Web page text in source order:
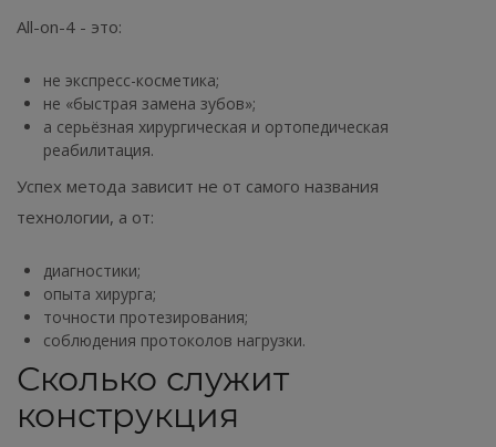
All-on-4 - это:
не экспресс-косметика;
не «быстрая замена зубов»;
а серьёзная хирургическая и ортопедическая
реабилитация.
Успех метода зависит не от самого названия
технологии, а от:
диагностики;
опыта хирурга;
точности протезирования;
соблюдения протоколов нагрузки.
Сколько служит
конструкция